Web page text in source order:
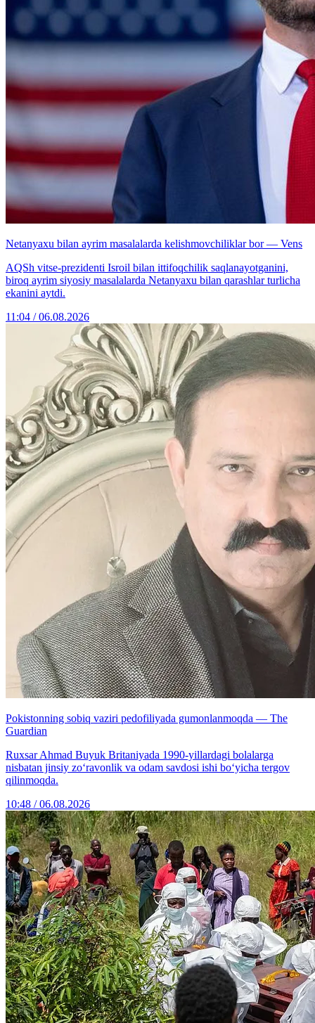
Netanyaxu bilan ayrim masalalarda kelishmovchiliklar bor — Vens
AQSh vitse-prezidenti Isroil bilan ittifoqchilik saqlanayotganini,
biroq ayrim siyosiy masalalarda Netanyaxu bilan qarashlar turlicha
ekanini aytdi.
11:04 / 06.08.2026
Pokistonning sobiq vaziri pedofiliyada gumonlanmoqda — The
Guardian
Ruxsar Ahmad Buyuk Britaniyada 1990-yillardagi bolalarga
nisbatan jinsiy zo‘ravonlik va odam savdosi ishi bo‘yicha tergov
qilinmoqda.
10:48 / 06.08.2026